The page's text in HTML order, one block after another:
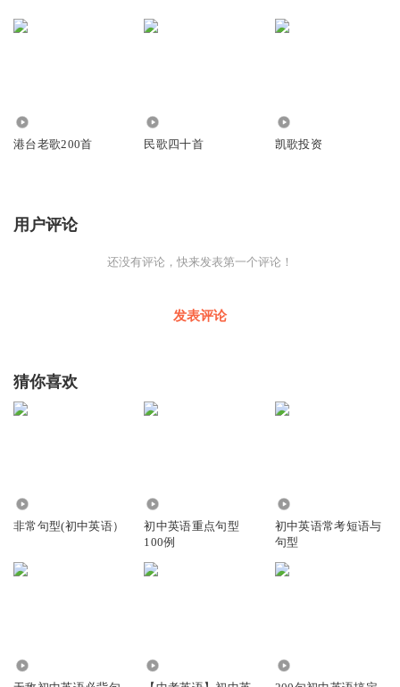
港台老歌200首 民歌四十首 凯歌投资
用户评论
还没有评论，快来发表第一个评论！
发表评论
猜你喜欢
非常句型(初中英语）
初中英语重点句型
100例
初中英语常考短语与
句型